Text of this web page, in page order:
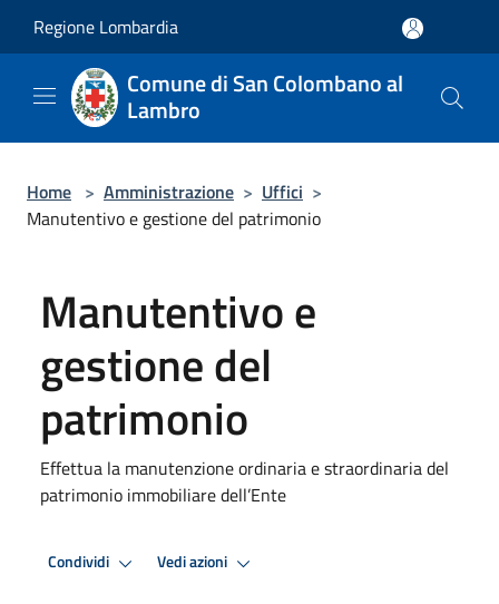
Regione Lombardia
Comune di San Colombano al
Lambro
Home > Amministrazione > Uffici >
Manutentivo e gestione del patrimonio
Manutentivo e
gestione del
patrimonio
Effettua la manutenzione ordinaria e straordinaria del
patrimonio immobiliare dell’Ente
Condividi Vedi azioni